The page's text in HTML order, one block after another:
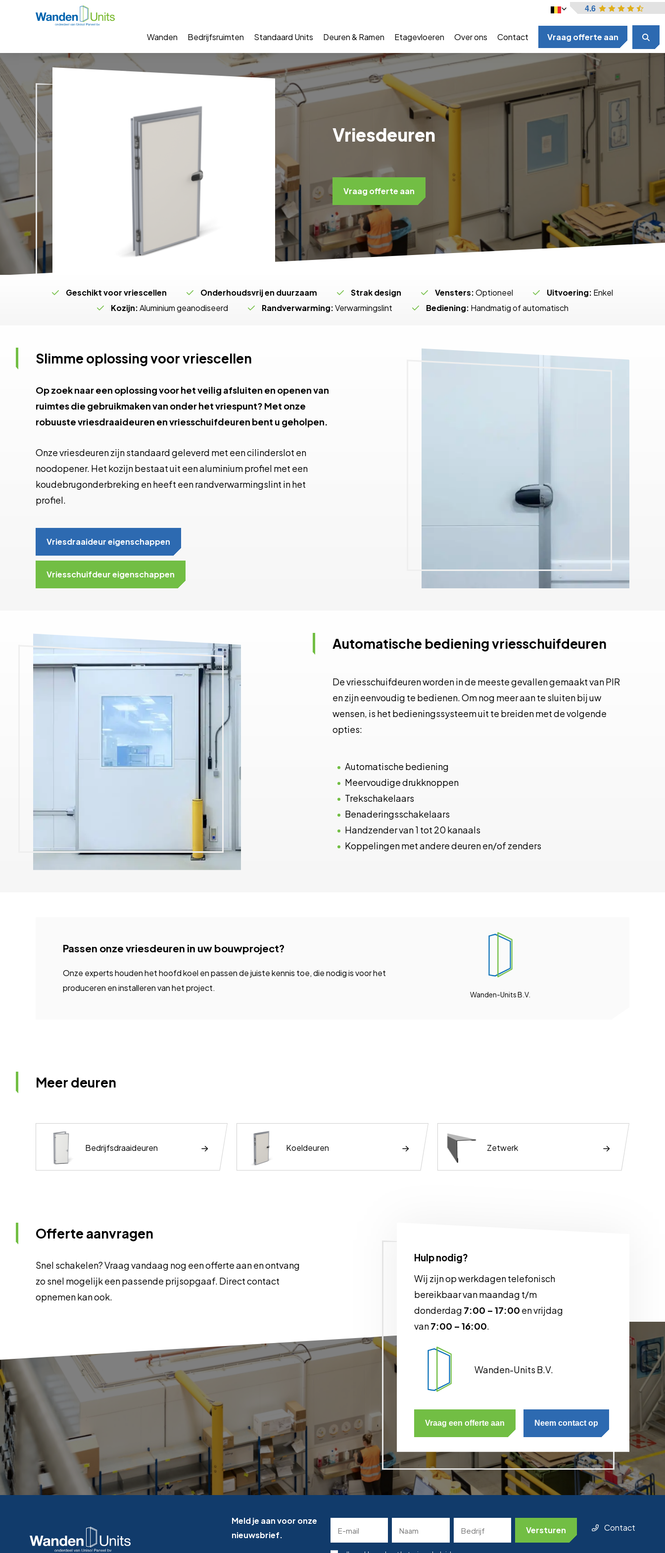
4.6
Wanden Bedrijfsruimten Standaard Units Deuren & Ramen Etagevloeren Over ons Contact Vraag offerte aan
Vriesdeuren
Vraag offerte aan
Geschikt voor vriescellen Onderhoudsvrij en duurzaam Strak design Vensters:Optioneel Uitvoering: Enkel
Kozijn:Aluminium geanodiseerd Randverwarming:Verwarmingslint Bediening: Handmatig of automatisch
Slimme oplossing voor vriescellen
Op zoek naar een oplossing voor het veilig afsluiten en openen van
ruimtes die gebruikmaken van onder het vriespunt? Met onze
robuuste vriesdraaideuren en vriesschuifdeuren bent u geholpen.
Onze vriesdeuren zijn standaard geleverd met een cilinderslot en
noodopener. Het kozijn bestaat uit een aluminium profiel met een
koudebrugonderbreking en heeft een randverwarmingslint in het
profiel.
Vriesdraaideur eigenschappen
Vriesschuifdeur eigenschappen
Automatische bediening vriesschuifdeuren
De vriesschuifdeuren worden in de meeste gevallen gemaakt van PIR
en zijn eenvoudig te bedienen. Om nog meer aan te sluiten bij uw
wensen, is het bedieningssysteem uit te breiden met de volgende
opties:
Automatische bediening
Meervoudige drukknoppen
Trekschakelaars
Benaderingsschakelaars
Handzender van 1 tot 20 kanaals
Koppelingen met andere deuren en/of zenders
Passen onze vriesdeuren in uw bouwproject?
Onze experts houden het hoofd koel en passen de juiste kennis toe, die nodig is voor het
produceren en installeren van het project.
Wanden-Units B.V.
Meer deuren
Bedrijfsdraaideuren Koeldeuren Zetwerk
Offerte aanvragen
Snel schakelen? Vraag vandaag nog een offerte aan en ontvang
zo snel mogelijk een passende prijsopgaaf. Direct contact
opnemen kan ook.
Hulp nodig?
Wij zijn op werkdagen telefonisch
bereikbaar van maandag t/m
donderdag 7:00 – 17:00 en vrijdag
van7:00 – 16:00.
Wanden-Units B.V.
Vraag een offerte aan Neem contact op
Meld je aan voor onze
nieuwsbrief.
mailadres
(Required)
(Required) (Required)
Contact